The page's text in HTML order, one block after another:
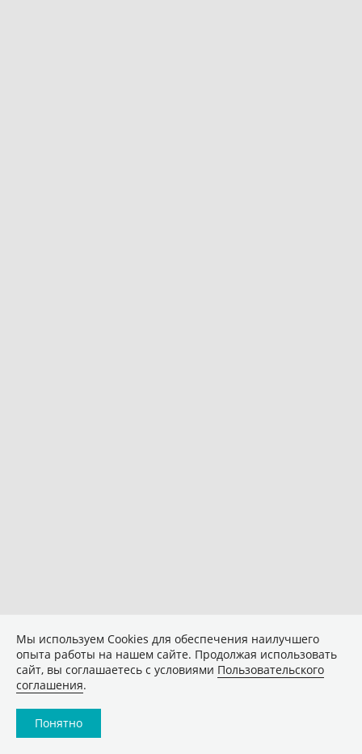
Мы используем Сookies для обеспечения наилучшего
опыта работы на нашем сайте. Продолжая использовать
сайт, вы соглашаетесь с условиями Пользовательского
соглашения.
Понятно